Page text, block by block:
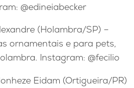
@edineiabecker
(Holambra/SP) –
ornamentais e para pets,
Instagram: @fecilio
Eidam (Ortigueira/PR)